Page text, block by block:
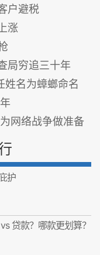
户避税
涨
局穷追三十年
姓名为蟑螂命名
网络战争做准备
护
贷款？哪款更划算？